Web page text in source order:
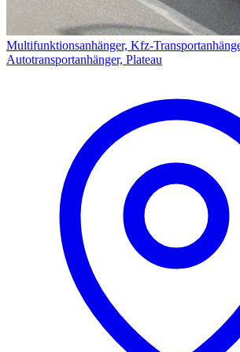
Multifunktionsanhänger, Kfz-
Autotransportanhänger, Plateau